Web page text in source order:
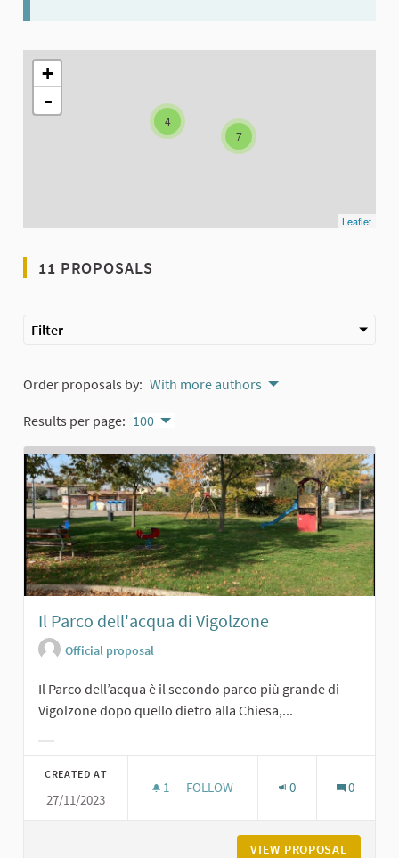
The following element is a map which presents the items on
7
4
+
-
Leaflet
11 PROPOSALS
Filter
Order proposals by: With more authors
Results per page: 100
Il Parco dell'acqua di Vigolzone
Official proposal
Il Parco dell’acqua è il secondo parco più grande di
Vigolzone dopo quello dietro alla Chiesa,...
CREATED AT
27/11/2023
1 1 FOLLOWER
FOLLOW 0 0
VIEW PROPOSAL